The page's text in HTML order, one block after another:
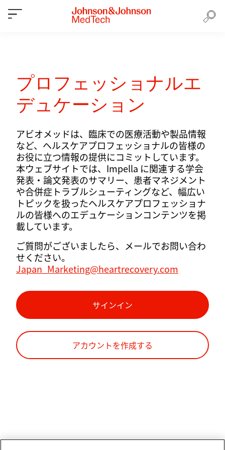
プロフェッショナルエ
デュケーション
アビオメッドは、臨床での医療活動や製品情報
など、ヘルスケアプロフェッショナルの皆様の
お役に立つ情報の提供にコミットしています。
本ウェブサイトでは、Impella に関連する学会
発表・論文発表のサマリー、患者マネジメント
や合併症トラブルシューティングなど、幅広い
トピックを扱ったヘルスケアプロフェッショナ
ルの皆様へのエデュケーションコンテンツを掲
載しています。
ご質問がございましたら、メールでお問い合わ
せください。
Japan_Marketing@heartrecovery.com